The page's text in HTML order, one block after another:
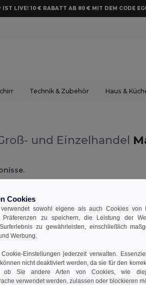
IST LIVE! 10 € RABATT AB 80 € MIT DEM CODE
Technik & Zubehör Haus &
und Einzelhandel
Sie uns
Kunde
Cookies
sowohl eigene als auch Cookies von
Präferenzen zu speichern, die Leistung der
zu gewährleisten, einschließlich
Werbung.
Einstellungen jederzeit verwalten.
nicht deaktiviert werden, da sie für den
ob Sie andere Arten von Cookies, wie
verwendet werden, zulassen oder blockieren